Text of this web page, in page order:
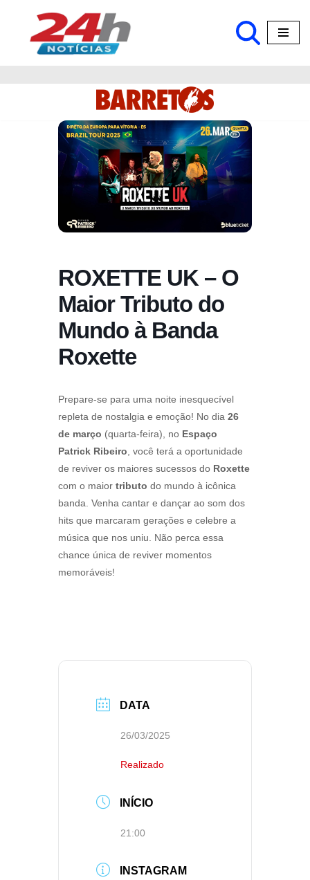
Pular
ROXETTE UK – O
Maior Tributo do
Mundo à Banda
Roxette
Prepare-se para uma noite inesquecível
repleta de nostalgia e emoção! No dia 26
de março (quarta-feira), no Espaço
Patrick Ribeiro , você terá a oportunidade
de reviver os maiores sucessos do Roxette
com o maior tributo do mundo à icônica
banda. Venha cantar e dançar ao som dos
hits que marcaram gerações e celebre a
música que nos uniu. Não perca essa
chance única de reviver momentos
memoráveis!
DATA
26/03/2025
Realizado
INÍCIO
21:00
INSTAGRAM